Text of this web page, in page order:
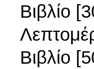
Βιβλίο
Βιβλίο